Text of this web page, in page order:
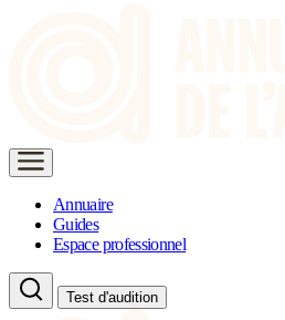
Annuaire
Guides
Espace professionnel
Test d'audition